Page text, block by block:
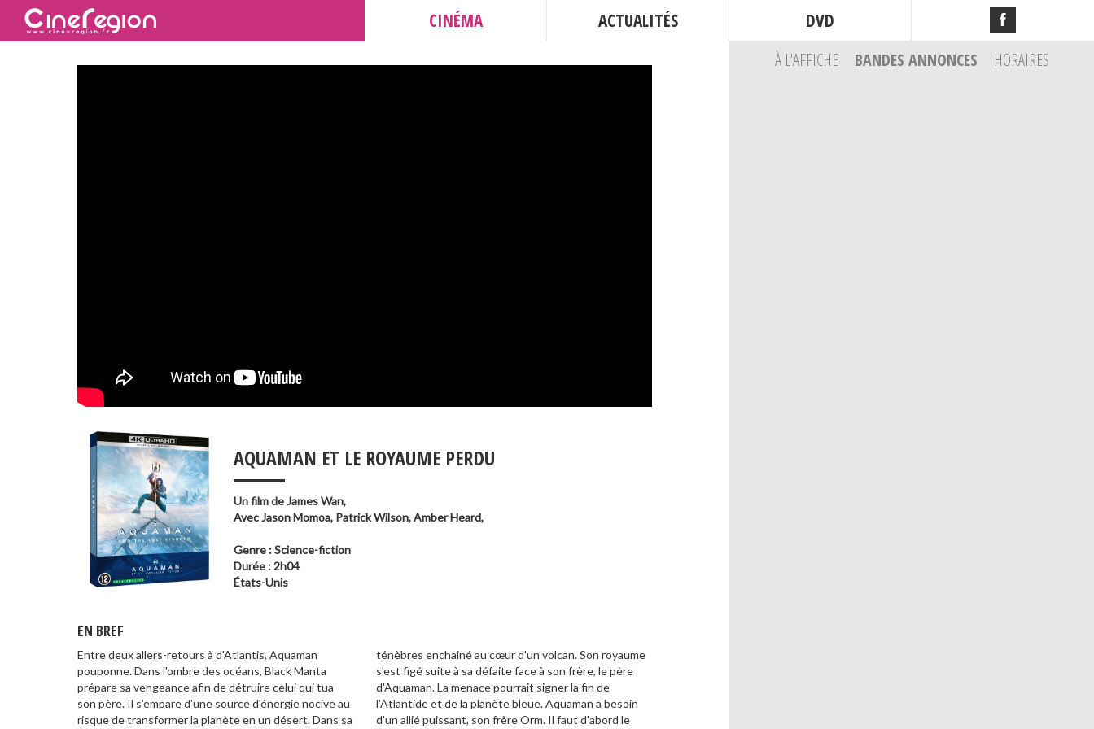
CINÉMA ACTUALITÉS DVD
AQUAMAN ET LE ROYAUME PERDU
___
Un film deJames Wan,
AvecJason Momoa, Patrick Wilson,Amber Heard,
Genre : Science-fiction
Durée : 2h04
États-Unis
EN BREF
Entre deux allers-retours à d'Atlantis, Aquaman
pouponne. Dans l'ombre des océans, Black Manta
prépare sa vengeance afin de détruire celui qui tua
son père. Il s'empare d'une source d'énergie nocive au
risque de transformer la planète en un désert. Dans sa
ténèbres enchainé au cœur d'un volcan. Son royaume
s'est figé suite à sa défaite face à son frère, le père
d'Aquaman. La menace pourrait signer la fin de
l'Atlantide et de la planète bleue. Aquaman a besoin
d'un allié puissant, son frère Orm. Il faut d'abord le
À L'AFFICHE BANDES ANNONCES HORAIRES